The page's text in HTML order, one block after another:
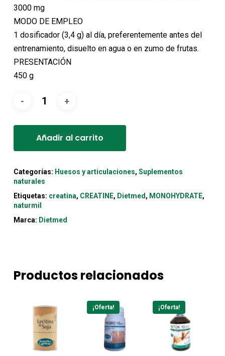
3000 mg
MODO DE EMPLEO
1 dosificador (3,4 g) al día, preferentemente antes del
entrenamiento, disuelto en agua o en zumo de frutas.
PRESENTACIÓN
450 g
Añadir al carrito
Categorías: Huesos y articulaciones, Suplementos
naturales
Etiquetas: creatina, CREATINE, Dietmed , MONOHYDRATE,
naturmil
Marca: Dietmed
Productos relacionados
¡Oferta! ¡Oferta!